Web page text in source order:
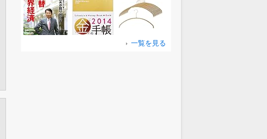
一覧を見る